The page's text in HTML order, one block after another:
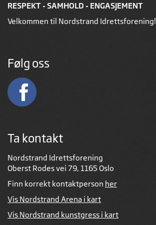
RESPEKT - SAMHOLD - ENGASJEMENT
Velkommen til Nordstrand Idrettsforening!
Følg oss
Ta kontakt
Nordstrand Idrettsforening
Oberst Rodes vei 79, 1165 Oslo
Finn korrekt kontaktperson her
Vis Nordstrand Arena i kart
Vis Nordstrand kunstgress i kart